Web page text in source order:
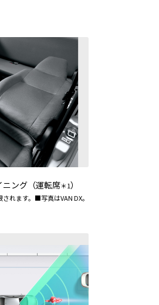
ニング（運転席＊1）
れます。■写真はVAN DX。